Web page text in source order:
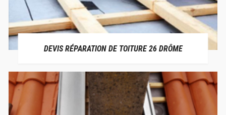
DEVIS RÉPARATION DE TOITURE 26 DRÔME